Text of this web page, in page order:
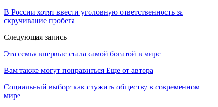
В России хотят ввести уголовную ответственность за
скручивание пробега
Следующая запись
Эта семья впервые стала самой богатой в мире
Вам также могут понравиться Еще от автора
Социальный выбор: как служить обществу в современном
мире